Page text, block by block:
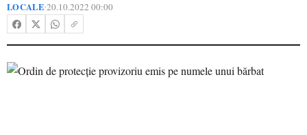
LOCALE•20.10.2022 00:00